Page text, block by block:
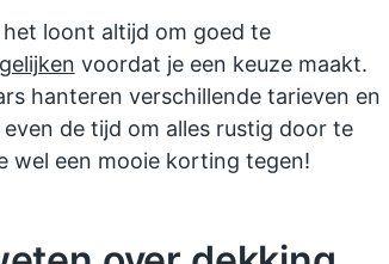
loont altijd om goed te
voordat je een keuze maakt.
hanteren verschillende tarieven en
de tijd om alles rustig door te
wel een mooie korting tegen!